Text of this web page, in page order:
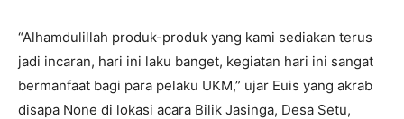
“Alhamdulillah produk-produk yang kami sediakan terus
jadi incaran, hari ini laku banget, kegiatan hari ini sangat
bermanfaat bagi para pelaku UKM,” ujar Euis yang akrab
disapa None di lokasi acara Bilik Jasinga, Desa Setu,